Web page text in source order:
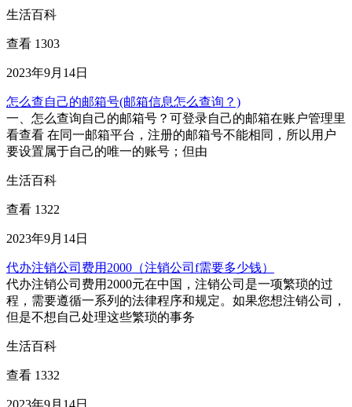
生活百科
查看 1303
2023年9月14日
怎么查自己的邮箱号(邮箱信息怎么查询？)
一、怎么查询自己的邮箱号？可登录自己的邮箱在账户管理里
看查看 在同一邮箱平台，注册的邮箱号不能相同，所以用户
要设置属于自己的唯一的账号；但由
生活百科
查看 1322
2023年9月14日
代办注销公司费用2000（注销公司f需要多少钱）
代办注销公司费用2000元在中国，注销公司是一项繁琐的过
程，需要遵循一系列的法律程序和规定。如果您想注销公司，
但是不想自己处理这些繁琐的事务
生活百科
查看 1332
2023年9月14日